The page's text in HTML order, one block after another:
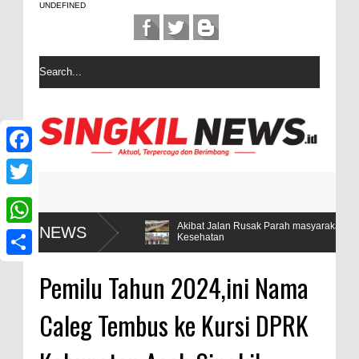
UNDEFINED
NEWS
5
Akibat Jalan Rusak Parah masyarakat desa Sintuban
Kesehatan
Pemilu Tahun 2024,ini Nama
Caleg Tembus ke Kursi DPRK
F
c
e
T
w
W
h